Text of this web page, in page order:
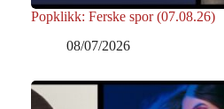
Popklikk: Ferske spor (07.08.26)
08/07/2026